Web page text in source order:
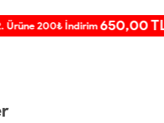
İndirim650,00 TL